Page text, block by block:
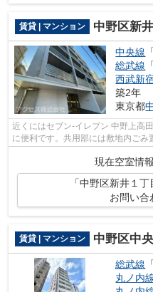
賃貸 | マンション 中野区新
中央線
総武線
西武新
築2年
東京都
近くにはセブン‐イレブン 中野上高
に便利です。共用部には敷地内ご
現在空室情
「中野区新井１
お問い合
賃貸 | マンション 中野区中
総武線
丸ノ内